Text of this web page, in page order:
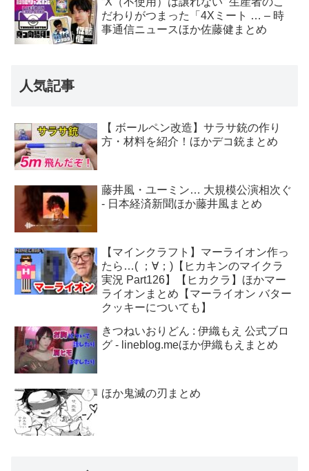
だわりがつまった「4Xミート … – 時
事通信ニュースほか佐藤健まとめ
人気記事
【 ボールペン改造】サラサ銃の作り
方・材料を紹介！ほかデコ銃まとめ
藤井風・ユーミン… 大規模公演相次ぐ
- 日本経済新聞ほか藤井風まとめ
【マインクラフト】マーライオン作っ
たら…( ；∀；)【ヒカキンのマイクラ
実況 Part126】【ヒカクラ】ほかマー
ライオンまとめ【マーライオン バター
クッキーについても】
きつねいおりどん : 伊織もえ 公式ブロ
グ - lineblog.meほか伊織もえまとめ
ほか鬼滅の刃まとめ